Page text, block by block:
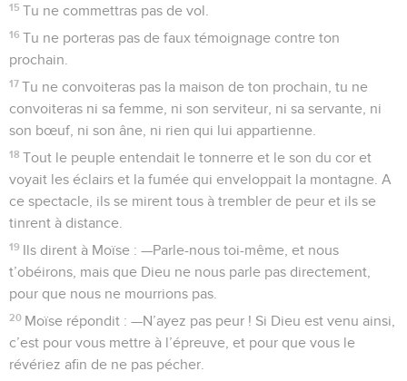
15 Tu ne commettras pas de vol.
16 Tu ne porteras pas de faux témoignage contre ton
prochain.
17 Tu ne convoiteras pas la maison de ton prochain, tu ne
convoiteras ni sa femme, ni son serviteur, ni sa servante, ni
son bœuf, ni son âne, ni rien qui lui appartienne.
18 Tout le peuple entendait le tonnerre et le son du cor et
voyait les éclairs et la fumée qui enveloppait la montagne. A
ce spectacle, ils se mirent tous à trembler de peur et ils se
tinrent à distance.
19 Ils dirent à Moïse : —Parle-nous toi-même, et nous
t’obéirons, mais que Dieu ne nous parle pas directement,
pour que nous ne mourrions pas.
20 Moïse répondit : —N’ayez pas peur ! Si Dieu est venu ainsi,
c’est pour vous mettre à l’épreuve, et pour que vous le
révériez afin de ne pas pécher.